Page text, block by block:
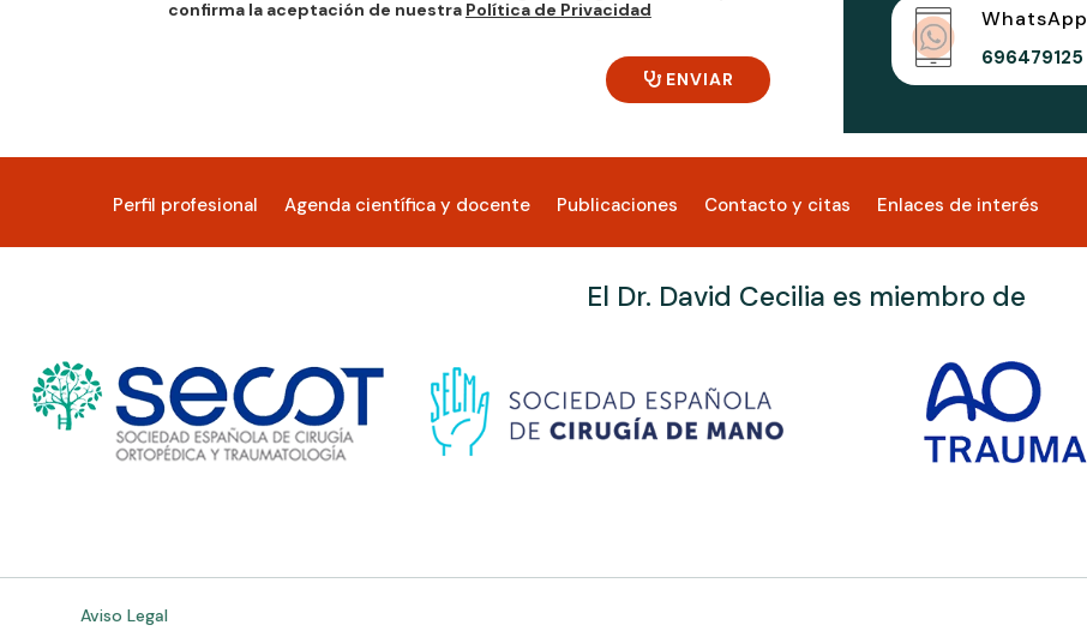
confirma la aceptación de nuestra Política de Privacidad
ENVIAR
WhatsApp
696479125
Perfil profesional Agenda científica y docente Publicaciones Contacto y citas Enlaces de interés
El Dr. David Cecilia es miembro de
Aviso Legal